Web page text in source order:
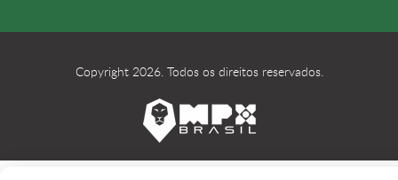
Copyright 2026. Todos os direitos reservados.